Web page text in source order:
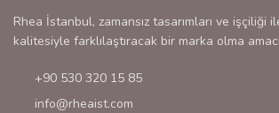
Rhea İstanbul, zamansız tasarımları ve işçiliği
kalitesiyle farklılaştıracak bir marka olma
+90 530 320 15 85
info@rheaist.com